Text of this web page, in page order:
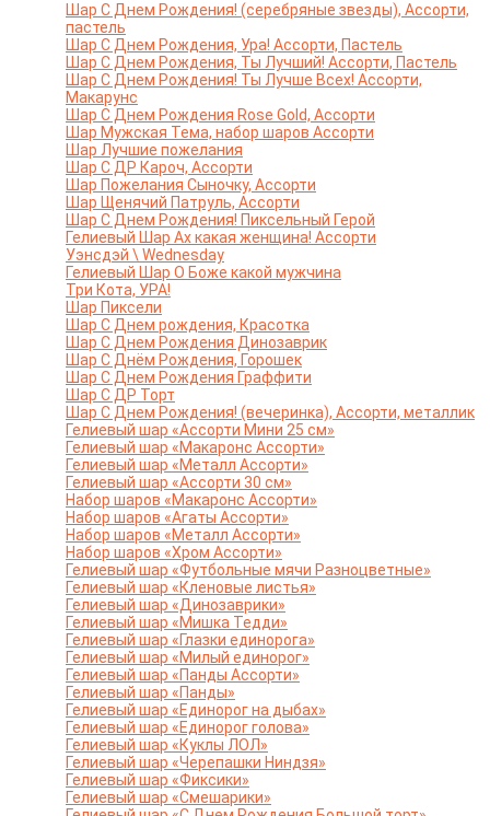
Шар С Днем Рождения! (серебряные звезды), Ассорти,
пастель
Шар С Днем Рождения, Ура! Ассорти, Пастель
Шар С Днем Рождения, Ты Лучший! Ассорти, Пастель
Шар С Днем Рождения! Ты Лучше Всех! Ассорти,
Макарунс
Шар С Днем Рождения Rose Gold, Ассорти
Шар Мужская Тема, набор шаров Ассорти
Шар Лучшие пожелания
Шар С ДР Кароч, Ассорти
Шар Пожелания Сыночку, Ассорти
Шар Щенячий Патруль, Ассорти
Шар С Днем Рождения! Пиксельный Герой
Гелиевый Шар Ах какая женщина! Ассорти
Уэнсдэй \ Wednesday
Гелиевый Шар О Боже какой мужчина
Три Кота, УРА!
Шар Пиксели
Шар С Днем рождения, Красотка
Шар С Днем Рождения Динозаврик
Шар С Днём Рождения, Горошек
Шар С Днем Рождения Граффити
Шар С ДР Торт
Шар С Днем Рождения! (вечеринка), Ассорти, металлик
Гелиевый шар «Ассорти Мини 25 см»
Гелиевый шар «Макаронс Ассорти»
Гелиевый шар «Металл Ассорти»
Гелиевый шар «Ассорти 30 см»
Набор шаров «Макаронс Ассорти»
Набор шаров «Агаты Ассорти»
Набор шаров «Металл Ассорти»
Набор шаров «Хром Ассорти»
Гелиевый шар «Футбольные мячи Разноцветные»
Гелиевый шар «Кленовые листья»
Гелиевый шар «Динозаврики»
Гелиевый шар «Мишка Тедди»
Гелиевый шар «Глазки единорога»
Гелиевый шар «Милый единорог»
Гелиевый шар «Панды Ассорти»
Гелиевый шар «Панды»
Гелиевый шар «Единорог на дыбах»
Гелиевый шар «Единорог голова»
Гелиевый шар «Куклы ЛОЛ»
Гелиевый шар «Черепашки Ниндзя»
Гелиевый шар «Фиксики»
Гелиевый шар «Смешарики»